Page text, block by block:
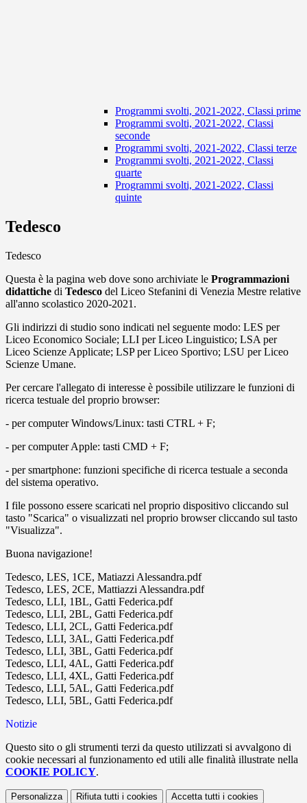
Programmi svolti, 2021-2022, Classi prime
Programmi svolti, 2021-2022, Classi
seconde
Programmi svolti, 2021-2022, Classi terze
Programmi svolti, 2021-2022, Classi
quarte
Programmi svolti, 2021-2022, Classi
quinte
Tedesco
Tedesco
Questa è la pagina web dove sono archiviate le Programmazioni
didattiche di Tedesco del Liceo Stefanini di Venezia Mestre relative
all'anno scolastico 2020-2021.
Gli indirizzi di studio sono indicati nel seguente modo: LES per
Liceo Economico Sociale; LLI per Liceo Linguistico; LSA per
Liceo Scienze Applicate; LSP per Liceo Sportivo; LSU per Liceo
Scienze Umane.
Per cercare l'allegato di interesse è possibile utilizzare le funzioni di
ricerca testuale del proprio browser:
- per computer Windows/Linux: tasti CTRL + F;
- per computer Apple: tasti CMD + F;
- per smartphone: funzioni specifiche di ricerca testuale a seconda
del sistema operativo.
I file possono essere scaricati nel proprio dispositivo cliccando sul
tasto "Scarica" o visualizzati nel proprio browser cliccando sul tasto
"Visualizza".
Buona navigazione!
Tedesco, LES, 1CE, Matiazzi Alessandra.pdf
Tedesco, LES, 2CE, Mattiazzi Alessandra.pdf
Tedesco, LLI, 1BL, Gatti Federica.pdf
Tedesco, LLI, 2BL, Gatti Federica.pdf
Tedesco, LLI, 2CL, Gatti Federica.pdf
Tedesco, LLI, 3AL, Gatti Federica.pdf
Tedesco, LLI, 3BL, Gatti Federica.pdf
Tedesco, LLI, 4AL, Gatti Federica.pdf
Tedesco, LLI, 4XL, Gatti Federica.pdf
Tedesco, LLI, 5AL, Gatti Federica.pdf
Tedesco, LLI, 5BL, Gatti Federica.pdf
Notizie
Questo sito o gli strumenti terzi da questo utilizzati si avvalgono di
cookie necessari al funzionamento ed utili alle finalità illustrate nella
COOKIE POLICY.
Personalizza Rifiuta tutti i cookies Accetta tutti i cookies